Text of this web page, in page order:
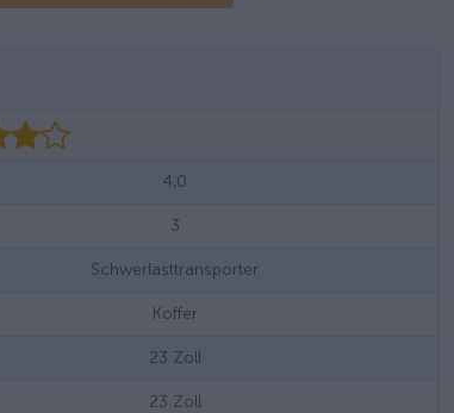
4,0
3
Schwerlasttransporter
Koffer
23 Zoll
23 Zoll